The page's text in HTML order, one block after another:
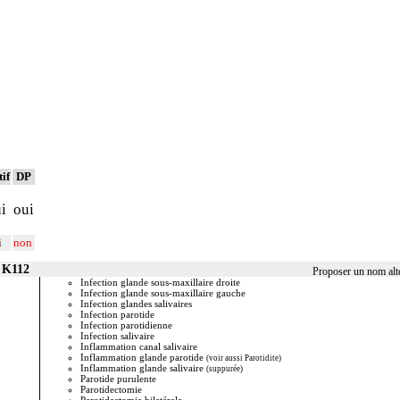
DP
oui
non
Proposer un nom
Infection glande sous-maxillaire droite
Infection glande sous-maxillaire gauche
Infection glandes salivaires
Infection parotide
Infection parotidienne
Infection salivaire
Inflammation canal salivaire
Inflammation glande parotide (voir aussi Parotidite)
Inflammation glande salivaire (suppurée)
Parotide purulente
Parotidectomie